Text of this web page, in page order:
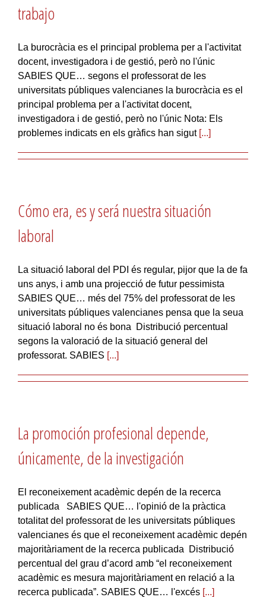
trabajo
La burocràcia es el principal problema per a l'activitat
docent, investigadora i de gestió, però no l'únic
SABIES QUE… segons el professorat de les
universitats públiques valencianes la burocràcia es el
principal problema per a l'activitat docent,
investigadora i de gestió, però no l'únic Nota: Els
problemes indicats en els gràfics han sigut [...]
Cómo era, es y será nuestra situación
laboral
La situació laboral del PDI és regular, pijor que la de fa
uns anys, i amb una projecció de futur pessimista
SABIES QUE… més del 75% del professorat de les
universitats públiques valencianes pensa que la seua
situació laboral no és bona Distribució percentual
segons la valoració de la situació general del
professorat. SABIES [...]
La promoción profesional depende,
únicamente, de la investigación
El reconeixement acadèmic depén de la recerca
publicada SABIES QUE… l'opinió de la pràctica
totalitat del professorat de les universitats públiques
valencianes és que el reconeixement acadèmic depén
majoritàriament de la recerca publicada Distribució
percentual del grau d’acord amb “el reconeixement
acadèmic es mesura majoritàriament en relació a la
recerca publicada”. SABIES QUE… l'excés [...]